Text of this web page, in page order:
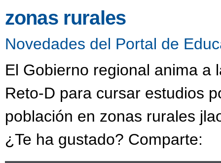
zonas rurales
Novedades del Portal de
El Gobierno regional anima a
Reto-D para cursar estudios
población en zonas rurales
¿Te ha gustado? Comparte: